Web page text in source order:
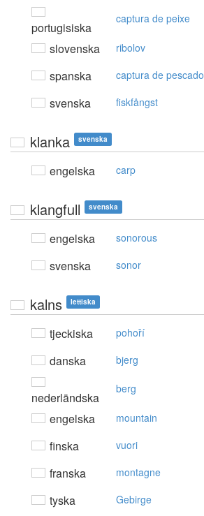
portugisiska
captura de peixe
slovenska ribolov
spanska captura de pescado
svenska fiskfångst
klanka svenska
engelska carp
klangfull svenska
engelska sonorous
svenska sonor
kalns lettiska
tjeckiska pohoří
danska bjerg
nederländska
berg
engelska mountain
finska vuori
franska montagne
tyska Gebirge